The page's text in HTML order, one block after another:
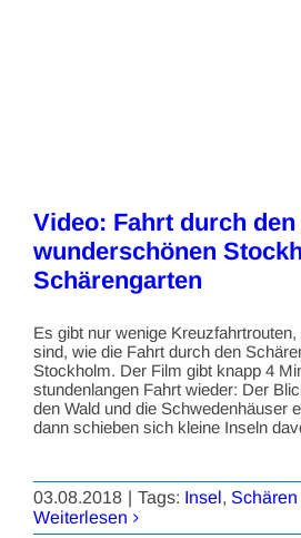
Video: Fahrt durch den
wunderschönen
Schärengarten
Es gibt nur wenige
sind, wie die Fahrt durch den
Stockholm. Der Film gibt knapp 4
stundenlangen Fahrt wieder: Der
den Wald und die Schwedenhäuser
dann schieben sich kleine Inseln
03.08.2018 | Tags: Insel, Schären
Weiterlesen